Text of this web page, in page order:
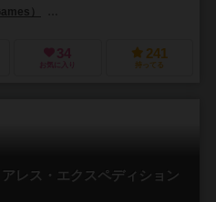
）
34
お気に入り
241
持ってる
レス・エクスペディション